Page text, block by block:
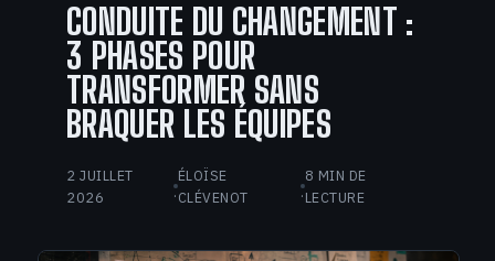
FINANCE
TECH
CONDUITE DU CHANGEMENT :
3 PHASES POUR
TRANSFORMER SANS
BRAQUER LES ÉQUIPES
2 JUILLET
2026
·
ÉLOÏSE
CLÉVENOT
·
8 MIN DE
LECTURE